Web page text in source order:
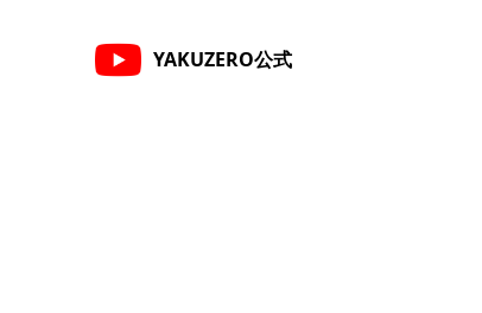
YAKUZERO公式